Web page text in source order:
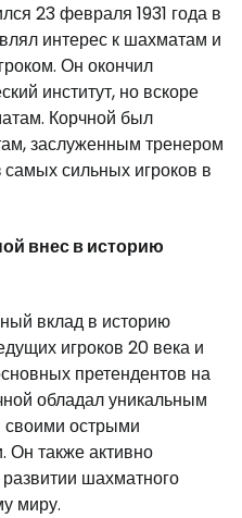
23 февраля 1931 года в
интерес к шахматам и
Он окончил
институт, но вскоре
Корчной был
заслуженным тренером
сильных игроков в
внес в историю
вклад в историю
игроков 20 века и
претендентов на
обладал уникальным
своими острыми
Он также активно
шахматного
миру.